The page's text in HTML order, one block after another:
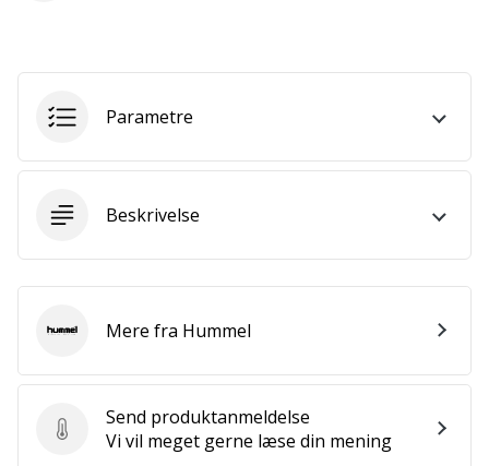
os
sammen.
Vis alle
Parametre
Beskrivelse
Send produktanmeldelse
Send produktanmeldelse
Vi vil meget gerne læse din mening
HummelMere fra Hummel